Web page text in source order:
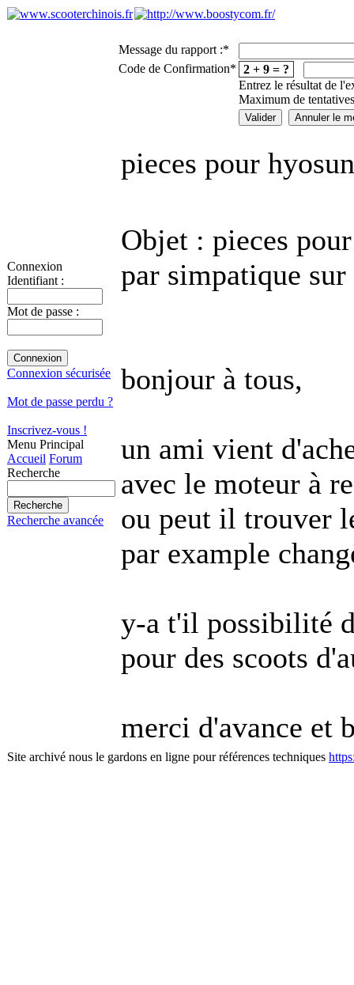
Connexion
Identifiant :
Mot de passe :
Connexion sécurisée
Mot de passe perdu ?
Inscrivez-vous !
Menu Principal
Accueil Forum
Recherche
Recherche avancée
Message du rapport :*
Code de Confirmation* 2 + 9 = ?
Entrez le résultat de
Maximum de
pieces pour
Objet : pieces
par simpatique
bonjour à tous,
un ami vient
avec le moteur à
ou peut il trouver
par example
y-a t'il possibilité
pour des scoots
merci d'avance et
Site archivé nous le gardons en ligne pour références techniques